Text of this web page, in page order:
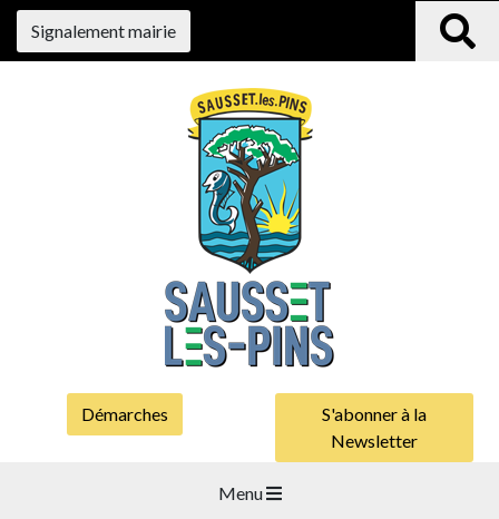
Signalement mairie
Démarches
S'abonner à la
Newsletter
Menu